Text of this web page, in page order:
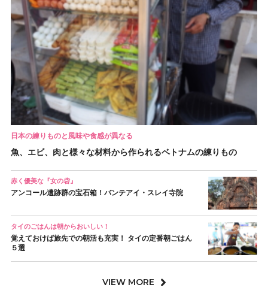
日本の練りものと風味や食感が異なる
魚、エビ、肉と様々な材料から作られるベトナムの練りもの
赤く優美な『女の砦』
アンコール遺跡群の宝石箱！バンテアイ・スレイ寺院
タイのごはんは朝からおいしい！
覚えておけば旅先での朝活も充実！ タイの定番朝ごはん
５選
VIEW MORE